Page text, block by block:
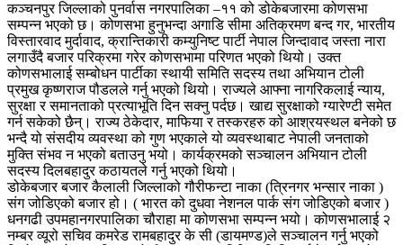
कञ्चनपुर जिल्लाको पुनर्वास नगरपालिका –११ को डोकेबजारमा कोणसभा
सम्पन्न भएको छ। कोणसभा हुनुभन्दा अगाडि सीमा अतिक्रमण बन्द गर, भारतीय
विस्तारवाद मुर्दावाद, क्रान्तिकारी कम्युनिष्ट पार्टी नेपाल जिन्दावाद जस्ता नारा
लगाउँदै बजार परिक्रमा गरेर कोणसभामा परिणत भएको थियो। उक्त
कोणसभालाई सम्बोधन पार्टीका स्थायी समिति सदस्य तथा अभियान टोली
प्रमुख कृष्णराज पौडलले गर्नु भएको थियो। राज्यले आफ्ना नागरिकलाई न्याय,
सुरक्षा र समानताको प्रत्याभूति दिन सक्नु पर्दछ। खाद्य सुरक्षाको ग्यारेण्टी समेत
गर्न सकेको छैन्। राज्य ठेकेदार, माफिया र तस्करहरु को आश्रयस्थल बनेको छ
भन्दै यो संसदीय व्यवस्था को गुण भएकाले यो व्यवस्थाबाट नेपाली जनताको
मुक्ति संभव न भएको बताउनु भयो। कार्यक्रमको सञ्चालन अभियान टोली
सदस्य दिलबहादुर कठायतले गर्नु भएको थियो।
डोकेबजार बजार कैलाली जिल्लाको गौरीफन्टा नाका (त्रिनगर भन्सार नाका )
संग जोडिएको बजार हो। ( भारत को दुधवा नेशनल पार्क संग जोडिएको बजार )
धनगढी उपमहानगरपालिका चौराहा मा कोणसभा सम्पन्न भयो। कोणसभालाई २
नम्बर व्यूरो सचिव कमरेड रामबहादुर के सी (डायमण्ड)ले सञ्चालन गर्नु भएको